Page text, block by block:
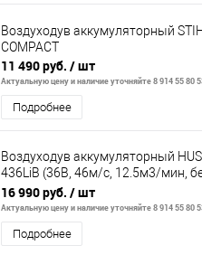
Воздуходув аккумуляторный
COMPACT
11 490 руб. / шт
Актуальную цену и наличие уточняйте 8 914 55 80
Подробнее
Воздуходув аккумуляторный
436LiB (36В, 46м/с, 12.5м3/мин,
аккумулятора и ЗУ)
16 990 руб. / шт
Актуальную цену и наличие уточняйте 8 914 55 80
Подробнее